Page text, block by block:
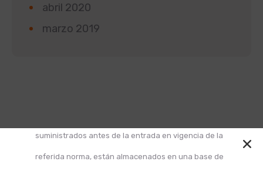
abril 2020
marzo 2019
suministrados antes de la entrada en vigencia de la
referida norma, están almacenados en una base de